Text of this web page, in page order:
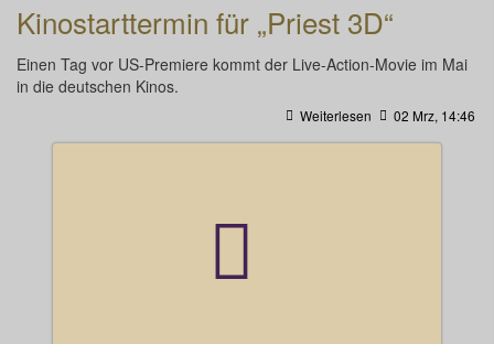
Kinostarttermin für „Priest 3D“
Einen Tag vor US-Premiere kommt der Live-Action-Movie im Mai
in die deutschen Kinos.
Weiterlesen 02 Mrz, 14:46